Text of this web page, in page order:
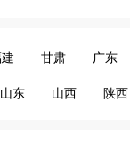
甘肃 广东
山东 山西 陕西